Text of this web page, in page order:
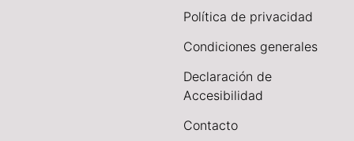
Política de privacidad
Condiciones generales
Declaración de
Accesibilidad
Contacto